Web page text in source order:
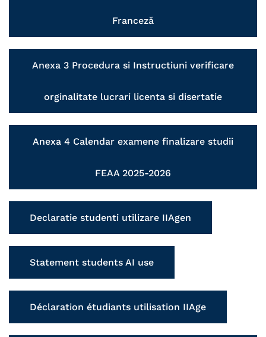
Franceză
Anexa 3 Procedura si Instructiuni verificare
orginalitate lucrari licenta si disertatie
Anexa 4 Calendar examene finalizare studii
FEAA 2025-2026
Declaratie studenti utilizare IIAgen
Statement students AI use
Déclaration étudiants utilisation IIAge